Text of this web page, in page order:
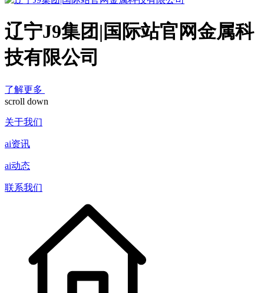
辽宁J9集团|国际站官网金属科
技有限公司
了解更多
scroll down
关于我们
ai资讯
ai动态
联系我们